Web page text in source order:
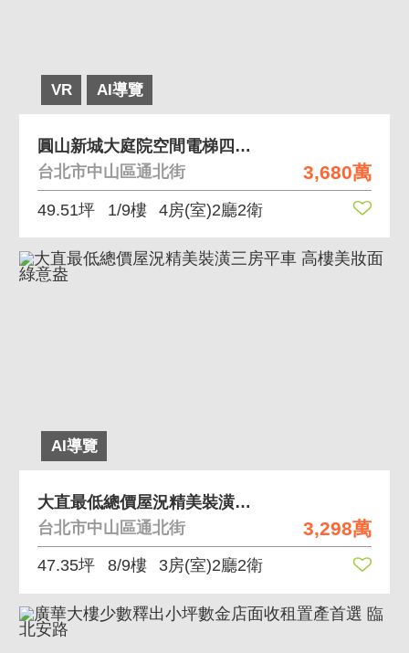
VR AI導覽
3,680萬
圓山新城大庭院空間電梯四房抽籤坡平車位綠意景觀 方
台北市中山區通北街
49.51坪 1/9樓 4房(室)2廳2衛
AI導覽
3,298萬
大直最低總價屋況精美裝潢三房平車 高樓美妝面綠意盎
台北市中山區通北街
47.35坪 8/9樓 3房(室)2廳2衛